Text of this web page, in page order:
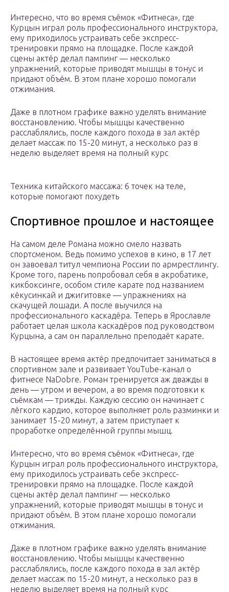
Интересно, что во время съёмок «Фитнеса», где
Курцын играл роль профессионального инструктора,
ему приходилось устраивать себе экспресс-
тренировки прямо на площадке. После каждой
сцены актёр делал пампинг — несколько
упражнений, которые приводят мышцы в тонус и
придают объём. В этом плане хорошо помогали
отжимания.
Даже в плотном графике важно уделять внимание
восстановлению. Чтобы мышцы качественно
расслаблялись, после каждого похода в зал актёр
делает массаж по 15-20 минут, а несколько раз в
неделю выделяет время на полный курс
Техника китайского массажа: 6 точек на теле,
которые помогают похудеть
Спортивное прошлое и настоящее
На самом деле Романа можно смело назвать
спортсменом. Ведь помимо успехов в кино, в 17 лет
он завоевал титул чемпиона России по армрестлингу.
Кроме того, парень попробовал себя в акробатике,
кикбоксинге, особом стиле карате под названием
кёкусинкай и джигитовке — упражнениях на
скачущей лошади. А после выучился на
профессионального каскадёра. Теперь в Ярославле
работает целая школа каскадёров под руководством
Курцына, а сам он параллельно преподаёт карате.
В настоящее время актёр предпочитает заниматься в
спортивном зале и развивает YouTube-канал о
фитнесе NaDobre. Роман тренируется аж дважды в
день — утром и вечером, а во время подготовки к
съёмкам — трижды. Каждую сессию он начинает с
лёгкого кардио, которое выполняет роль разминки и
занимает 15-20 минут, а затем приступает к
проработке определённой группы мышц.
Интересно, что во время съёмок «Фитнеса», где
Курцын играл роль профессионального инструктора,
ему приходилось устраивать себе экспресс-
тренировки прямо на площадке. После каждой
сцены актёр делал пампинг — несколько
упражнений, которые приводят мышцы в тонус и
придают объём. В этом плане хорошо помогали
отжимания.
Даже в плотном графике важно уделять внимание
восстановлению. Чтобы мышцы качественно
расслаблялись, после каждого похода в зал актёр
делает массаж по 15-20 минут, а несколько раз в
неделю выделяет время на полный курс